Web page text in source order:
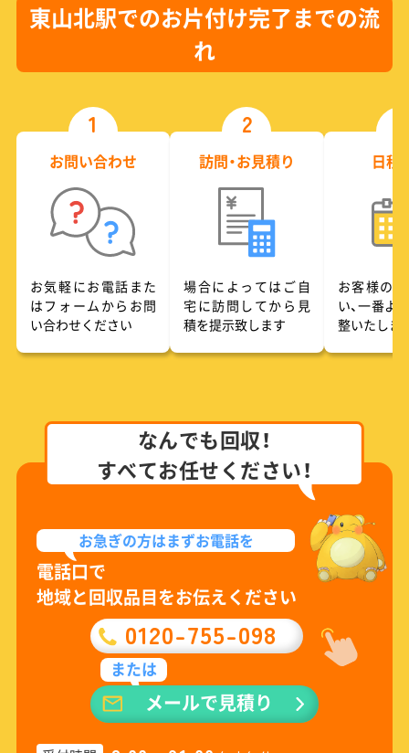
東山北駅でのお片付け完了までの流
れ
1
お問い合わせ
お気軽にお電話また
はフォームからお問
い合わせください
2
訪問・お見積り
場合によってはご自
宅に訪問してから見
積を提示致します
日程
お客様の
い、一番よ
整いたしま
なんでも回収！
すべてお任せください！
お急ぎの方はまずお電話を
電話口で
地域と回収品目をお伝えください
0120-755-098
または
メールで見積り